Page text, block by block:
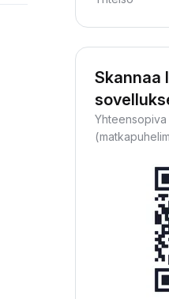
Skannaa